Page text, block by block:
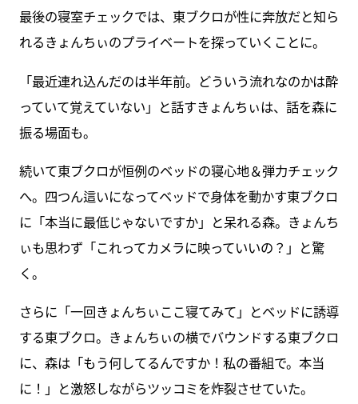
最後の寝室チェックでは、東ブクロが性に奔放だと知ら
れるきょんちぃのプライベートを探っていくことに。
「最近連れ込んだのは半年前。どういう流れなのかは酔
っていて覚えていない」と話すきょんちぃは、話を森に
振る場面も。
続いて東ブクロが恒例のベッドの寝心地＆弾力チェック
へ。四つん這いになってベッドで身体を動かす東ブクロ
に「本当に最低じゃないですか」と呆れる森。きょんち
ぃも思わず「これってカメラに映っていいの？」と驚
く。
さらに「一回きょんちぃここ寝てみて」とベッドに誘導
する東ブクロ。きょんちぃの横でバウンドする東ブクロ
に、森は「もう何してるんですか！私の番組で。本当
に！」と激怒しながらツッコミを炸裂させていた。